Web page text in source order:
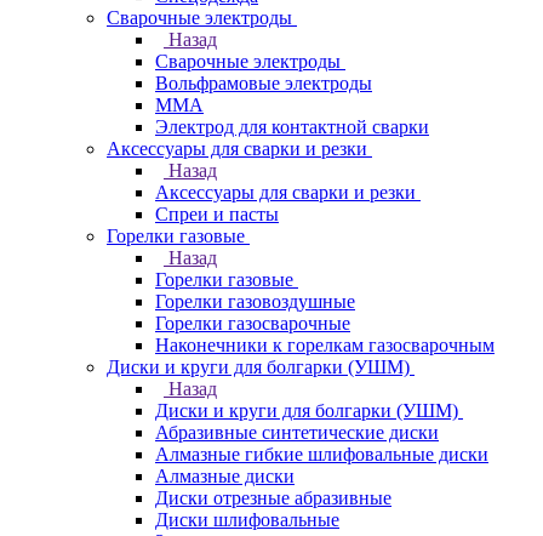
Сварочные электроды
Назад
Сварочные электроды
Вольфрамовые электроды
ММА
Электрод для контактной сварки
Аксессуары для сварки и резки
Назад
Аксессуары для сварки и резки
Спреи и пасты
Горелки газовые
Назад
Горелки газовые
Горелки газовоздушные
Горелки газосварочные
Наконечники к горелкам газосварочным
Диски и круги для болгарки (УШМ)
Назад
Диски и круги для болгарки (УШМ)
Абразивные синтетические диски
Алмазные гибкие шлифовальные диски
Алмазные диски
Диски отрезные абразивные
Диски шлифовальные